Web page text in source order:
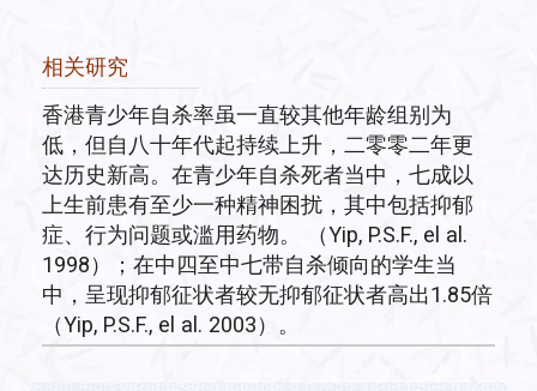
相关研究
香港青少年自杀率虽一直较其他年龄组别为
低，但自八十年代起持续上升，二零零二年更
达历史新高。在青少年自杀死者当中，七成以
上生前患有至少一种精神困扰，其中包括抑郁
症、行为问题或滥用药物。 （Yip, P.S.F., el al.
1998）；在中四至中七带自杀倾向的学生当
中，呈现抑郁征状者较无抑郁征状者高出1.85倍
（Yip, P.S.F., el al. 2003）。